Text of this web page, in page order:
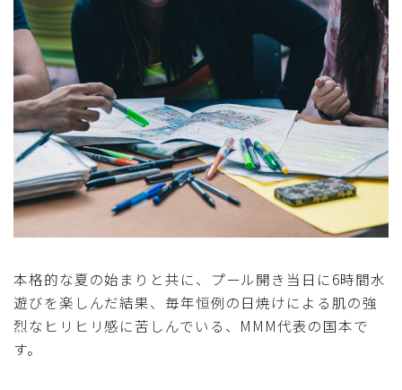
採用
公式ページ
本格的な夏の始まりと共に、プール開き当日に6時間水
遊びを楽しんだ結果、毎年恒例の日焼けによる肌の強
烈なヒリヒリ感に苦しんでいる、MMM代表の国本で
す。